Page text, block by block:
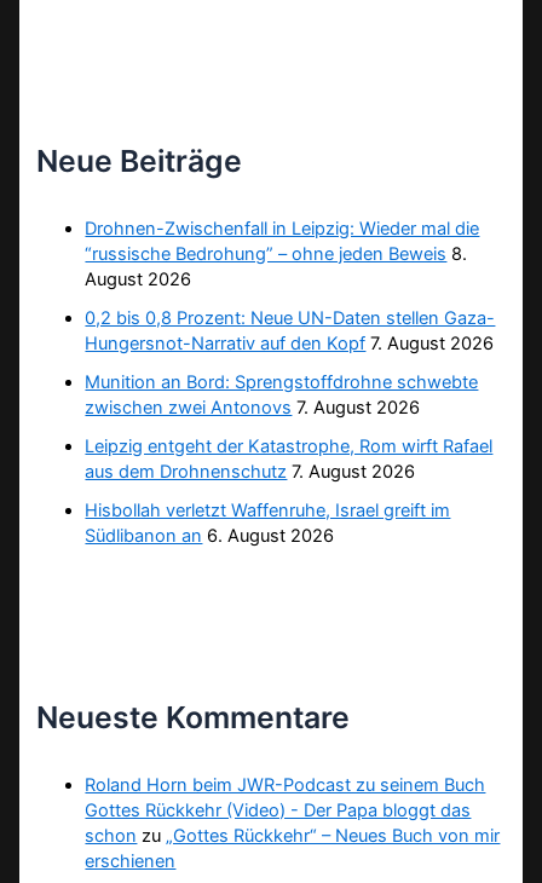
Neue Beiträge
Drohnen-Zwischenfall in Leipzig: Wieder mal die
“russische Bedrohung” – ohne jeden Beweis 8.
August 2026
0,2 bis 0,8 Prozent: Neue UN-Daten stellen Gaza-
Hungersnot-Narrativ auf den Kopf 7. August 2026
Munition an Bord: Sprengstoffdrohne schwebte
zwischen zwei Antonovs 7. August 2026
Leipzig entgeht der Katastrophe, Rom wirft Rafael
aus dem Drohnenschutz 7. August 2026
Hisbollah verletzt Waffenruhe, Israel greift im
Südlibanon an 6. August 2026
Neueste Kommentare
Roland Horn beim JWR-Podcast zu seinem Buch
Gottes Rückkehr (Video) - Der Papa bloggt das
schon zu „Gottes Rückkehr“ – Neues Buch von mir
erschienen